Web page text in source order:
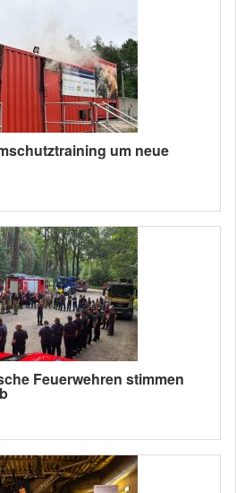
um neue
Feuerwehren stimmen